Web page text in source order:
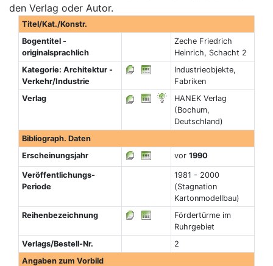
den Verlag oder Autor.
Titel/Kat./Konstr.
Bogentitel -
originalsprachlich
Zeche Friedrich
Heinrich, Schacht 2
Kategorie: Architektur -
Verkehr/Industrie
Industrieobjekte,
Fabriken
Verlag
HANEK Verlag
(Bochum,
Deutschland)
Bibliograph. Daten
Erscheinungsjahr
vor 1990
Veröffentlichungs-
Periode
1981 - 2000
(Stagnation
Kartonmodellbau)
Reihenbezeichnung
Fördertürme im
Ruhrgebiet
Verlags/Bestell-Nr.
2
Angaben zum Vorbild